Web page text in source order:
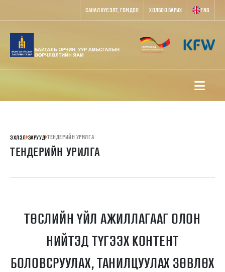
САНАЛ ХҮСЭЛТ, ГОМДОЛ ХОЛБОО БАРИХ ENG
ЭХЛЭЛ ЗАРУУД ТЕНДЕРИЙН УРИЛГА
ТЕНДЕРИЙН УРИЛГА
ТӨСЛИЙН ҮЙЛ АЖИЛЛАГААГ ОЛОН
НИЙТЭД ТҮГЭЭХ КОНТЕНТ
БОЛОВСРУУЛАХ, ТАНИЛЦУУЛАХ ЗӨВЛӨХ